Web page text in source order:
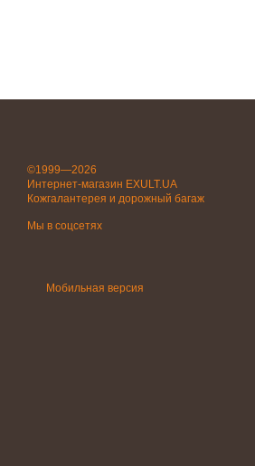
©1999—2026
Интернет-магазин EXULT.UA
Кожгалантерея и дорожный багаж
Мы в соцсетях
Мобильная версия